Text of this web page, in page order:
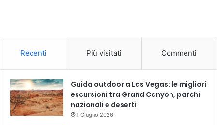
Recenti Più visitati Commenti
Guida outdoor a Las Vegas: le migliori
escursioni tra Grand Canyon, parchi
nazionali e deserti
1 Giugno 2026